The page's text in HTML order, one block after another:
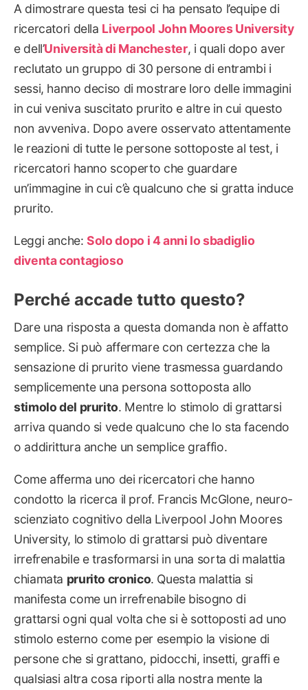
A dimostrare questa tesi ci ha pensato l’equipe di
ricercatori della Liverpool John Moores University
e dell’Università di Manchester, i quali dopo aver
reclutato un gruppo di 30 persone di entrambi i
sessi, hanno deciso di mostrare loro delle immagini
in cui veniva suscitato prurito e altre in cui questo
non avveniva. Dopo avere osservato attentamente
le reazioni di tutte le persone sottoposte al test, i
ricercatori hanno scoperto che guardare
un’immagine in cui c’è qualcuno che si gratta induce
prurito.
Leggi anche:Solo dopo i 4 anni lo sbadiglio
diventa contagioso
Perché accade tutto questo?
Dare una risposta a questa domanda non è affatto
semplice. Si può affermare con certezza che la
sensazione di prurito viene trasmessa guardando
semplicemente una persona sottoposta allo
stimolo del prurito. Mentre lo stimolo di grattarsi
arriva quando si vede qualcuno che lo sta facendo
o addirittura anche un semplice graffio.
Come afferma uno dei ricercatori che hanno
condotto la ricerca il prof. Francis McGlone, neuro-
scienziato cognitivo della Liverpool John Moores
University, lo stimolo di grattarsi può diventare
irrefrenabile e trasformarsi in una sorta di malattia
chiamata prurito cronico. Questa malattia si
manifesta come un irrefrenabile bisogno di
grattarsi ogni qual volta che si è sottoposti ad uno
stimolo esterno come per esempio la visione di
persone che si grattano, pidocchi, insetti, graffi e
qualsiasi altra cosa riporti alla nostra mente la